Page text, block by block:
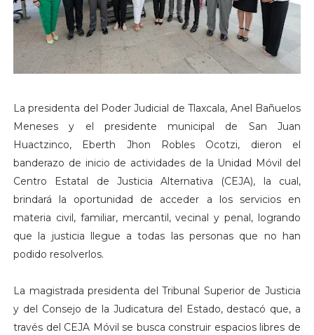
La presidenta del Poder Judicial de Tlaxcala, Anel Bañuelos
Meneses y el presidente municipal de San Juan
Huactzinco, Eberth Jhon Robles Ocotzi, dieron el
banderazo de inicio de actividades de la Unidad Móvil del
Centro Estatal de Justicia Alternativa (CEJA), la cual,
brindará la oportunidad de acceder a los servicios en
materia civil, familiar, mercantil, vecinal y penal, logrando
que la justicia llegue a todas las personas que no han
podido resolverlos.
La magistrada presidenta del Tribunal Superior de Justicia
y del Consejo de la Judicatura del Estado, destacó que, a
través del CEJA Móvil se busca construir espacios libres de